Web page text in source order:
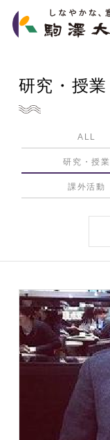
研究・授業
ALL
研究・授業
課外活動